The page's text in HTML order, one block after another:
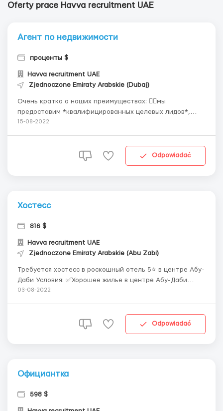
Oferty prace Havva recruitment UAE
Агент по недвижимости
проценты $
Havva recruitment UAE
Zjednoczone Emiraty Arabskie (Dubaj)
Очень кратко о наших преимуществах: 👉🏻мы
предоставим *квалифицированных целевых лидов*,
прошедших предварительную проверку, которые уже
отдельные команды листинга, сильный отдел
15-08-2022
Odpowiadać
Хостесс
816 $
Havva recruitment UAE
Zjednoczone Emiraty Arabskie (Abu Zabi)
Требуется хостесс в роскошный отель 5⭐ в центре Абу-
Даби Условия: ✅Хорошее жилье в центре Абу-Даби
рядом с рестораном (в 2-х минутах ходьбы!) ✅Питание
бонусы и проценты Требования: ...
03-08-2022
Odpowiadać
Официантка
598 $